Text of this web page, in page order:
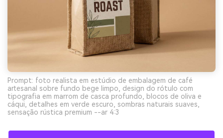
Prompt: foto realista em estúdio de embalagem de café
artesanal sobre fundo bege limpo, design do rótulo com
tipografia em marrom de casca profundo, blocos de oliva e
cáqui, detalhes em verde escuro, sombras naturais suaves,
sensação rústica premium --ar 4:3